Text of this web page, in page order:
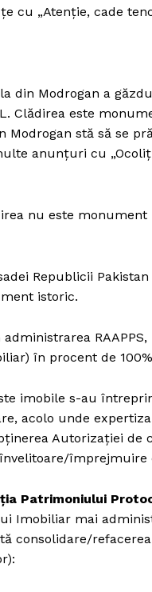
cu „Atenție, cade
Modrogan a
Clădirea este
Modrogan stă să se
anunțuri cu
nu este monument
Republicii
istoric.
în procent de
imobile s-au
acolo unde
Autorizației de
împrejmuire
Patrimoniului
Imobiliar mai
consolidare/